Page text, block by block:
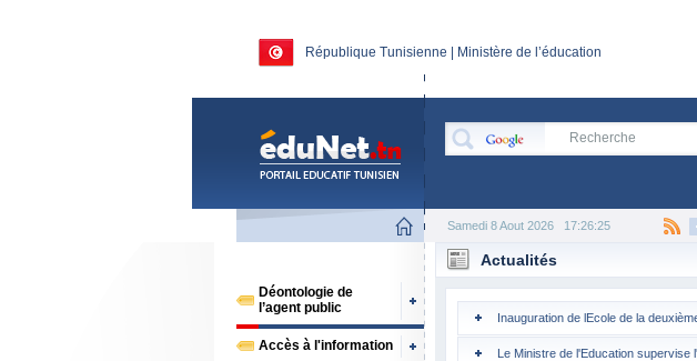
République Tunisienne | Ministère de l’éducation
Samedi 8 Aout 2026 17:26:26
Déontologie de
l’agent public
Accès à l'information
Actualités
Inauguration de lEcole de la
Le Ministre de l'Education supervise